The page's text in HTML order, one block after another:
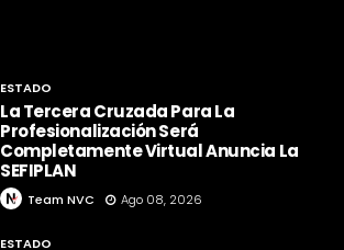
ESTADO
La Tercera Cruzada Para La
Profesionalización Será
Completamente Virtual Anuncia La
SEFIPLAN
Team NVC Ago 08, 2026
ESTADO